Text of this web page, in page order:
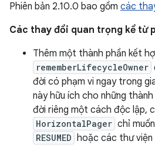
Phiên bản 2.10.0 bao gồm các
Các thay đổi quan trọng kể từ
Thêm một thành phần kết
rememberLifecycleOwner
đời có phạm vi ngay trong
này hữu ích cho những
đời riêng một cách độc lập,
HorizontalPager chỉ
RESUMED hoặc các thư viện